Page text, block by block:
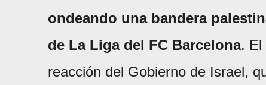
ondeando una bandera
de La Liga del FC Barcelona. El
reacción del Gobierno de Israel,